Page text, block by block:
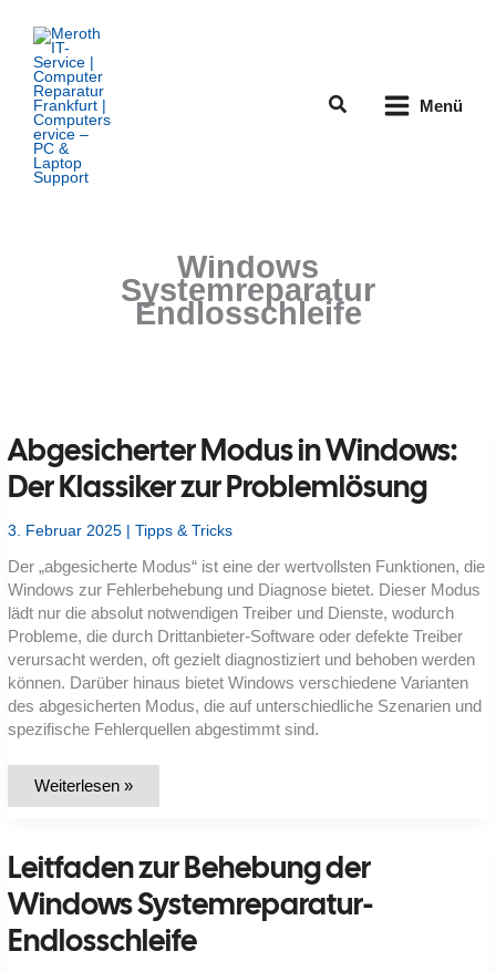
Inhalt
springen
Suchen Menü
Windows
Systemreparatur
Endlosschleife
Abgesicherter Modus in Windows:
Der Klassiker zur Problemlösung
3. Februar 2025 |Tipps & Tricks
Der „abgesicherte Modus“ ist eine der wertvollsten Funktionen, die
Windows zur Fehlerbehebung und Diagnose bietet. Dieser Modus
lädt nur die absolut notwendigen Treiber und Dienste, wodurch
Probleme, die durch Drittanbieter-Software oder defekte Treiber
verursacht werden, oft gezielt diagnostiziert und behoben werden
können. Darüber hinaus bietet Windows verschiedene Varianten
des abgesicherten Modus, die auf unterschiedliche Szenarien und
spezifische Fehlerquellen abgestimmt sind.
Abgesicherter
Klassiker
zur
Problemlösung
Weiterlesen »
Leitfaden zur Behebung der
Windows Systemreparatur-
Endlosschleife